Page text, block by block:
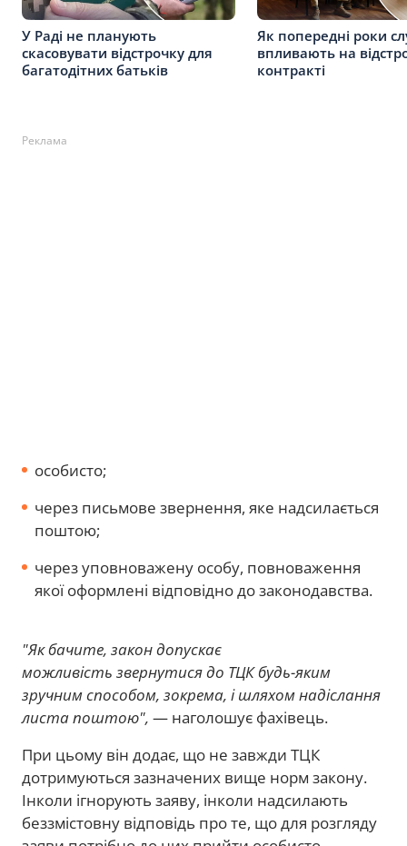
У Раді не планують
скасовувати відстрочку для
багатодітних батьків
Як попередні роки
впливають на
контракті
Реклама
особисто;
через письмове звернення, яке надсилається
поштою;
через уповноважену особу, повноваження
якої оформлені відповідно до законодавства.
"Як бачите, закон допускає
можливість звернутися до ТЦК будь-яким
зручним способом, зокрема, і шляхом надіслання
листа поштою", — наголошує фахівець.
При цьому він додає, що не завжди ТЦК
дотримуються зазначених вище норм закону.
Інколи ігнорують заяву, інколи надсилають
беззмістовну відповідь про те, що для розгляду